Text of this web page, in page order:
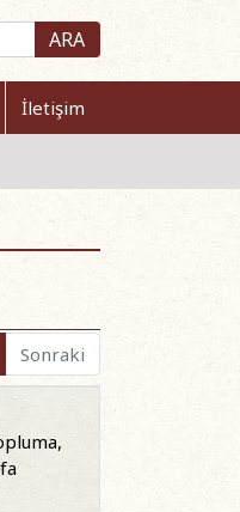
ARA
İletişim
Sonraki